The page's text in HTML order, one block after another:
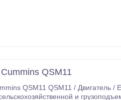
QSM11
новый Двигатели Cummins QSM11 специально разработаны
и